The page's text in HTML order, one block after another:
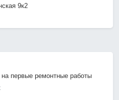
9к2
на первые ремонтные работы